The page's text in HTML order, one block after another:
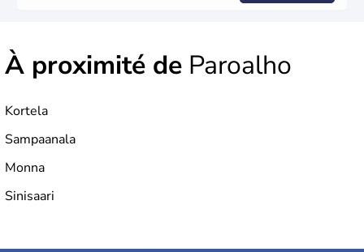
À proximité de Paroalho
Kortela
Sampaanala
Monna
Sinisaari